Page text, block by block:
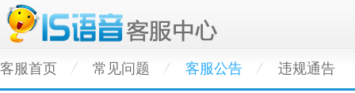
客服首页 常见问题 客服公告 违规通告